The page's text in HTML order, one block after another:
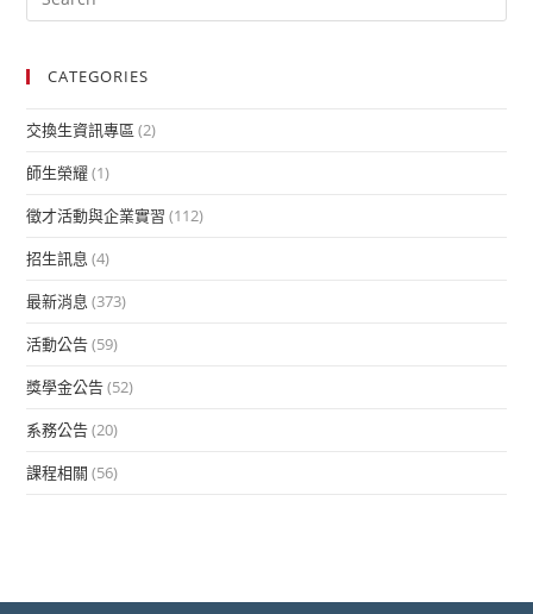
CATEGORIES
交換生資訊專區 (2)
師生榮耀(1)
徵才活動與企業實習 (112)
招生訊息 (4)
最新消息 (373)
活動公告(59)
獎學金公告(52)
系務公告(20)
課程相關 (56)